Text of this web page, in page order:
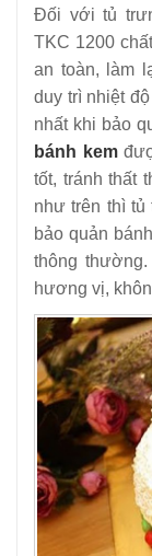
Đối với tủ
TKC 1200
an toàn, làm
duy trì nhiệt
nhất khi bảo
bánh kem
tốt, tránh thất
như trên thì
bảo quản
thông
hương vị,